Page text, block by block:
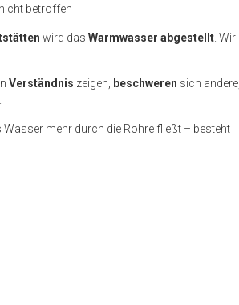
betroffen
wird das Warmwasser abgestellt . Wir
Verständnis zeigen, beschweren sich andere,
Wasser mehr durch die Rohre fließt – besteht